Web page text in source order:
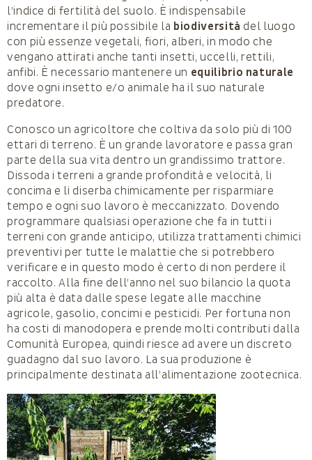
l’indice di fertilità del suolo. È indispensabile
incrementare il più possibile la biodiversità del luogo
con più essenze vegetali, fiori, alberi, in modo che
vengano attirati anche tanti insetti, uccelli, rettili,
anfibi. È necessario mantenere un equilibrio naturale
dove ogni insetto e/o animale ha il suo naturale
predatore.
Conosco un agricoltore che coltiva da solo più di 100
ettari di terreno. È un grande lavoratore e passa gran
parte della sua vita dentro un grandissimo trattore.
Dissoda i terreni a grande profondità e velocità, li
concima e li diserba chimicamente per risparmiare
tempo e ogni suo lavoro è meccanizzato. Dovendo
programmare qualsiasi operazione che fa in tutti i
terreni con grande anticipo, utilizza trattamenti chimici
preventivi per tutte le malattie che si potrebbero
verificare e in questo modo è certo di non perdere il
raccolto. Alla fine dell’anno nel suo bilancio la quota
più alta è data dalle spese legate alle macchine
agricole, gasolio, concimi e pesticidi. Per fortuna non
ha costi di manodopera e prende molti contributi dalla
Comunità Europea, quindi riesce ad avere un discreto
guadagno dal suo lavoro. La sua produzione è
principalmente destinata all’alimentazione zootecnica.